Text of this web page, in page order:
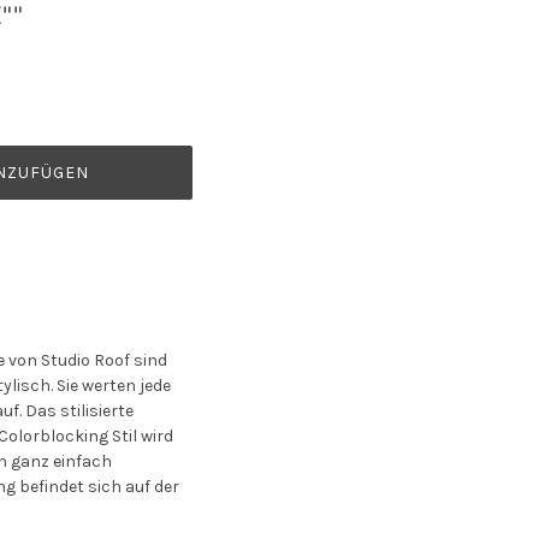
von Studio Roof sind
Sie werten jede
Das stilisierte
Stil wird
ganz einfach
befindet sich auf der